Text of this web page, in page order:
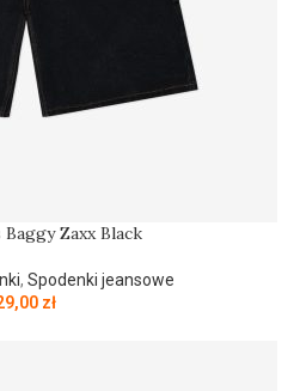
Zaxx Black
, Spodenki jeansowe
zł